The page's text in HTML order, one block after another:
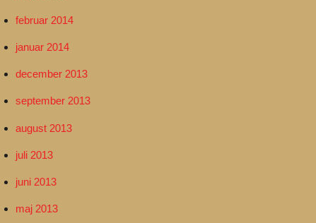
februar 2014
januar 2014
december 2013
september 2013
august 2013
juli 2013
juni 2013
maj 2013